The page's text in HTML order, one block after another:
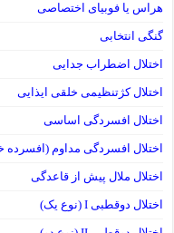
هراس یا فوبیای اختصاصی
گنگی انتخابی
اختلال اضطراب جدایی
اختلال کژتنظیمی خلقی ایذایی
اختلال افسردگی اساسی
اختلال افسردگی مداوم (افسرده
اختلال ملال پیش از قاعدگی
اختلال دوقطبی I (نوع یک)